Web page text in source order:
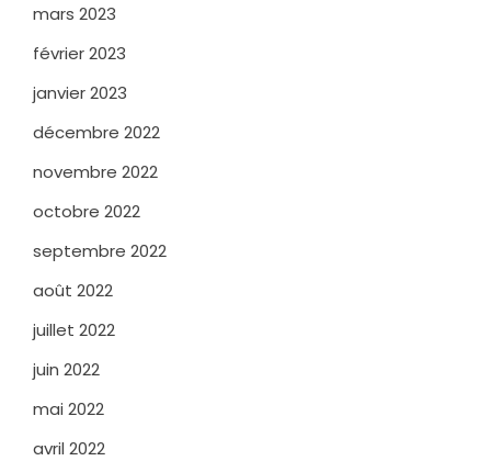
mars 2023
février 2023
janvier 2023
décembre 2022
novembre 2022
octobre 2022
septembre 2022
août 2022
juillet 2022
juin 2022
mai 2022
avril 2022